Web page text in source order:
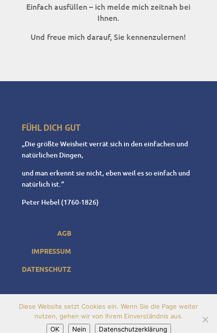
Einfach ausfüllen – ich melde mich zeitnah bei
Ihnen.
Und freue mich darauf, Sie kennenzulernen!
FÜHL DICH GUT
„Die größte Weisheit verrät sich in den einfachen und
natürlichen Dingen,
und man erkennt sie nicht, eben weil es so einfach und
natürlich ist.“
Peter Hebel (1760-1826)
AGB
IMPRESSUM
DATENSCHUTZ
© LebensenergieKonzepte - Nicole Stolzenberg
Diese Website setzt Cookies ein. Wenn Sie die Page weiter
nutzen, gehen wir von Ihrem Einverständnis aus.
OK
Nein Datenschutzerklärung